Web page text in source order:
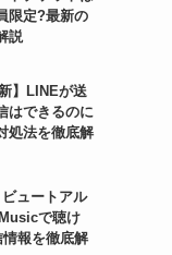
限定?最新の
説
】LINEが送
はできるのに
処法を徹底解
ュートアル
で聴け
報を徹底解